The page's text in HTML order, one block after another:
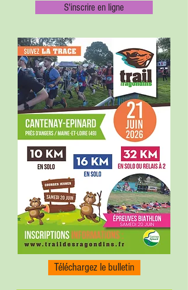
S'inscrire en ligne
Téléchargez le bulletin